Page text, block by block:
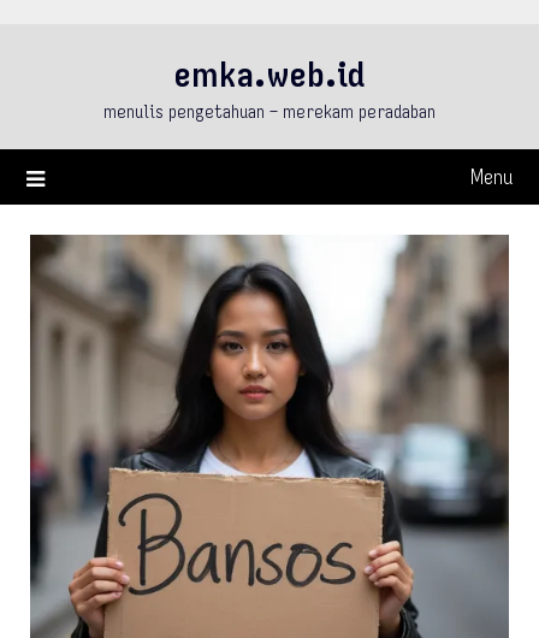
emka.web.id
menulis pengetahuan – merekam peradaban
Menu